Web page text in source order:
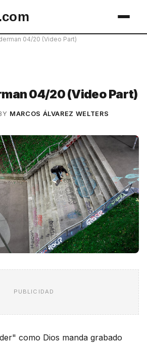
04/20 (Video Part)
04/20 (Video Part)
MARCOS ÁLVAREZ WELTERS
PUBLICIDAD
como Dios manda grabado